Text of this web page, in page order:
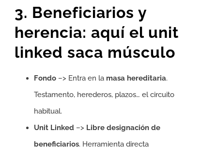
3. Beneficiarios y
herencia: aquí el unit
linked saca músculo
Fondo –> Entra en la masa hereditaria.
Testamento, herederos, plazos… el circuito
habitual.
Unit Linked –> Libre designación de
beneficiarios. Herramienta directa